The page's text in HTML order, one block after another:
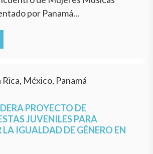
por Panamá...
Rica, México, Panamá
PROYECTO DE
JUVENILES PARA
IGUALDAD DE GÉNERO EN